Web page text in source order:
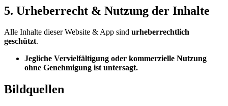
5. Urheberrecht & Nutzung der Inhalte
Alle Inhalte dieser Website & App sind urheberrechtlich
geschützt.
Jegliche Vervielfältigung oder kommerzielle Nutzung
ohne Genehmigung ist untersagt.
Bildquellen